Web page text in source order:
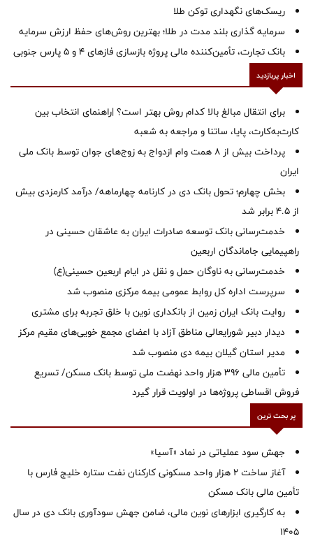
ریسک‌های نگهداری توکن طلا
سرمایه گذاری بلند مدت در طلا؛ بهترین روش‌های حفظ ارزش سرمایه
بانک تجارت، تأمین‌کننده مالی پروژه بازسازی فازهای ۴ و ۵ پارس جنوبی
اخبار پربازدید
برای انتقال مبالغ بالا کدام روش بهتر است؟ |راهنمای انتخاب بین
کارت‌به‌کارت، پایا، ساتنا و مراجعه به شعبه
پرداخت بیش از ۸ همت وام ازدواج به زوج‌های جوان توسط بانک ملی
ایران
بخش چهارم؛ تحول بانک دی در کارنامه چهارماهه/ درآمد کارمزدی بیش
از ۴.۵ برابر شد
خدمت‌رسانی بانک توسعه صادرات ایران به عاشقان حسینی در
راهپیمایی جاماندگان اربعین
خدمت‌رسانی به ناوگان حمل و نقل در ایام اربعین حسینی(ع)
سرپرست اداره کل روابط عمومی بیمه مرکزی منصوب شد
روایت بانک ایران زمین از بانکداری نوین با خلق تجربه برای مشتری
دیدار دبیر شورایعالی مناطق آزاد با اعضای مجمع خویی‌های مقیم مرکز
‌مدیر استان گیلان بیمه دی منصوب شد
تأمین مالی ۳۹۶ هزار واحد نهضت ملی توسط بانک مسکن/ تسریع
فروش اقساطی پروژه‌ها در اولویت قرار گیرد
پر بحث ترین
جهش سود عملیاتی در نماد «آسیا»
آغاز ساخت ۲ هزار واحد مسکونی کارکنان نفت ستاره خلیج فارس با
تأمین مالی بانک مسکن
به کارگیری ابزارهای نوین مالی، ضامن جهش سودآوری بانک دی در سال
1405